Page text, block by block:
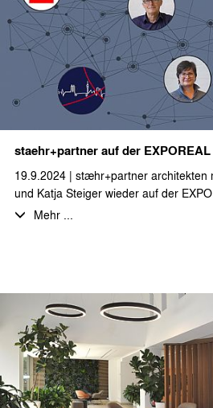
staehr+partner auf der EXPOREAL
19.9.2024 | stæhr+partner architekten
und Katja Steiger wieder auf der
freuen uns auf viele gute Gespräche in
Mehr ...